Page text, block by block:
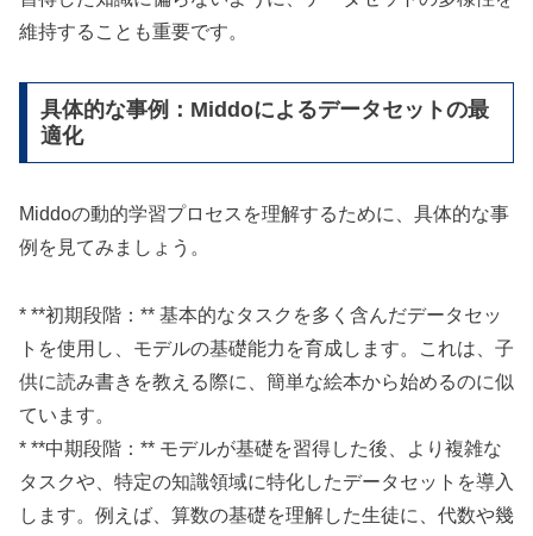
維持することも重要です。
具体的な事例：Middoによるデータセットの最
適化
Middoの動的学習プロセスを理解するために、具体的な事
例を見てみましょう。
* **初期段階：** 基本的なタスクを多く含んだデータセッ
トを使用し、モデルの基礎能力を育成します。これは、子
供に読み書きを教える際に、簡単な絵本から始めるのに似
ています。
* **中期段階：** モデルが基礎を習得した後、より複雑な
タスクや、特定の知識領域に特化したデータセットを導入
します。例えば、算数の基礎を理解した生徒に、代数や幾